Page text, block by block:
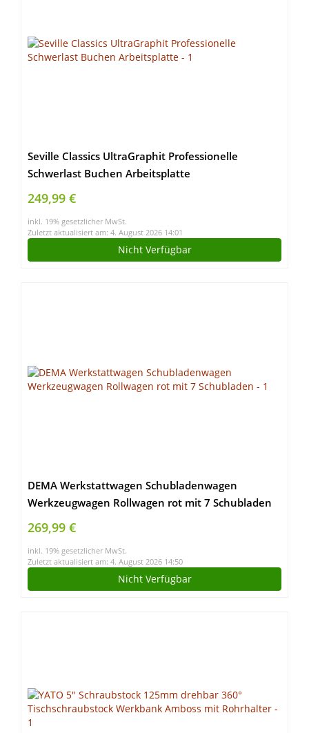
Seville Classics UltraGraphit Professionelle
Schwerlast Buchen Arbeitsplatte
249,99 €
inkl. 19% gesetzlicher MwSt.
Zuletzt aktualisiert am: 4. August 2026 14:01
Nicht Verfügbar
DEMA Werkstattwagen Schubladenwagen
Werkzeugwagen Rollwagen rot mit 7 Schubladen
269,99 €
inkl. 19% gesetzlicher MwSt.
Zuletzt aktualisiert am: 4. August 2026 14:50
Nicht Verfügbar